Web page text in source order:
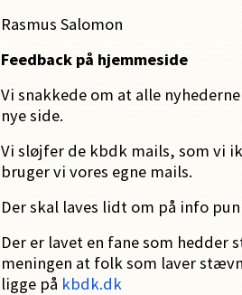
Rasmus Salomon
Feedback på hjemmeside
Vi snakkede om at alle
nye side.
Vi sløjfer de kbdk mails, som vi
bruger vi vores egne mails.
Der skal laves lidt om på info
Der er lavet en fane som hedder
meningen at folk som laver
ligge på kbdk.dk